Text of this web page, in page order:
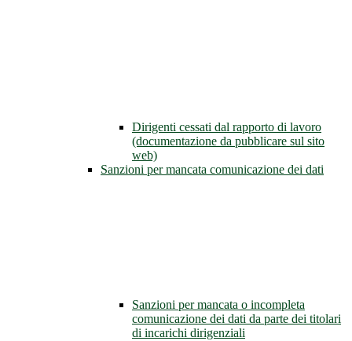
Dirigenti cessati dal rapporto di lavoro
(documentazione da pubblicare sul sito
web)
Sanzioni per mancata comunicazione dei dati
Sanzioni per mancata o incompleta
comunicazione dei dati da parte dei titolari
di incarichi dirigenziali